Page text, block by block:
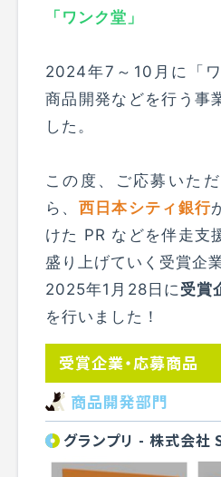
「ワンク堂」
2024年7～10月に「
商品開発などを行う事
した。
この度、ご応募いた
ら、 西日本シティ銀行
けた PR などを伴走支
盛り上げていく受賞企
2025年1月28日に 受賞
を行いました！
受賞企業・応募商品
商品開発部門
グランプリ - 株式会社